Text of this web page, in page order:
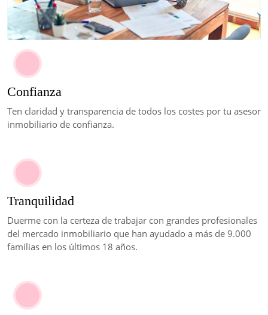
Confianza
Ten claridad y transparencia de todos los costes por tu asesor
inmobiliario de confianza.
Tranquilidad
Duerme con la certeza de trabajar con grandes profesionales
del mercado inmobiliario que han ayudado a más de 9.000
familias en los últimos 18 años.